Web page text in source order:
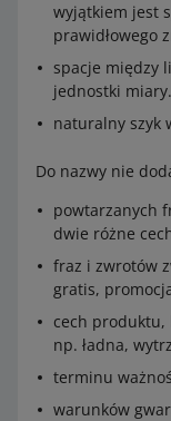
wyjątkiem jest
prawidłowego
spacje między
jednostki
naturalny szyk
Do nazwy nie
powtarzanych
dwie różne
fraz i zwrotów
gratis,
cech produktu,
np. ładna,
terminu
warunków